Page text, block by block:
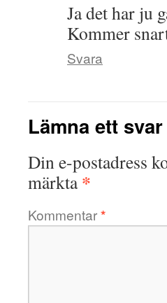
Ja det har ju
Kommer
Svara
Lämna ett svar
Din e-postadress
märkta*
Kommentar*